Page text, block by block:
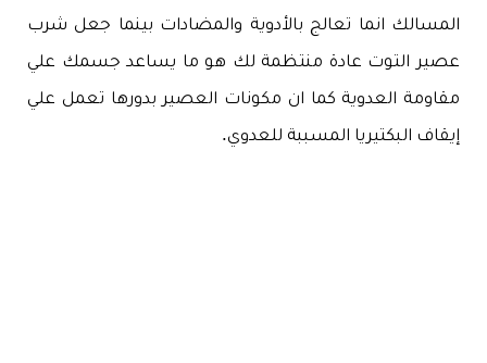
المسالك انما تعالج بالأدوية والمضادات بينما جعل شرب
عصير التوت عادة منتظمة لك هو ما يساعد جسمك علي
مقاومة العدوية كما ان مكونات العصير بدورها تعمل علي
إيقاف البكتيريا المسببة للعدوي.